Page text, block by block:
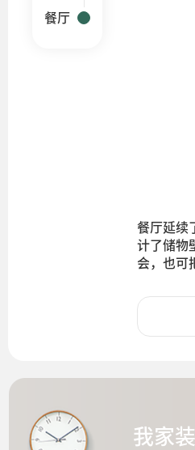
餐厅延续
计了储物
会，也可
我家
餐厅